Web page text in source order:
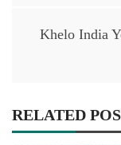
Khelo India
RELATED